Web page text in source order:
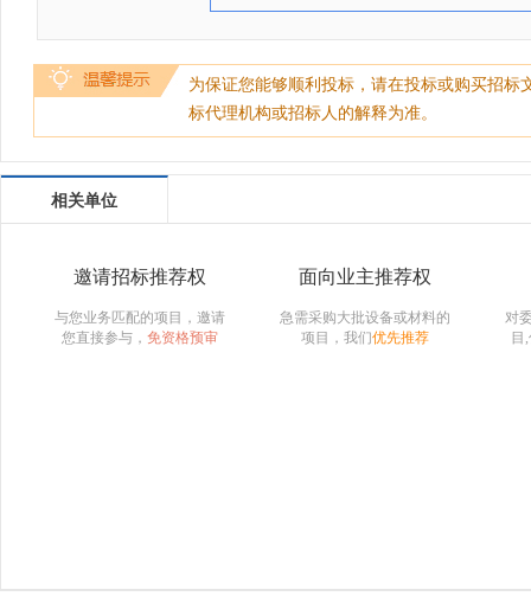
为保证您能够顺利投标，请在投标或购买招
标代理机构或招标人的解释为准。
相关单位
邀请招标推荐权
与您业务匹配的项目，邀请
您直接参与， 免资格预审
面向业主推荐权
急需采购大批设备或材料的
项目，我们优先推荐
对
目